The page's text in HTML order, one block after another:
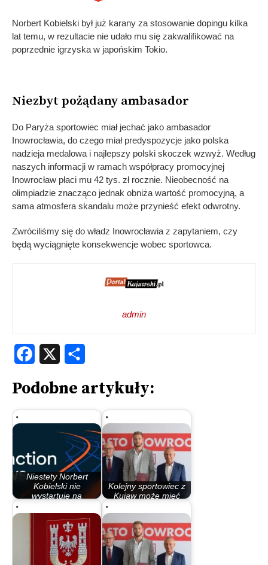
Norbert Kobielski był już karany za stosowanie dopingu kilka
lat temu, w rezultacie nie udało mu się zakwalifikować na
poprzednie igrzyska w japońskim Tokio.
Niezbyt pożądany ambasador
Do Paryża sportowiec miał jechać jako ambasador
Inowrocławia, do czego miał predyspozycje jako polska
nadzieja medalowa i najlepszy polski skoczek wzwyż. Według
naszych informacji w ramach współpracy promocyjnej
Inowrocław płaci mu 42 tys. zł rocznie. Nieobecność na
olimpiadzie znacząco jednak obniża wartość promocyjną, a
sama atmosfera skandalu może przynieść efekt odwrotny.
Zwróciliśmy się do władz Inowrocławia z zapytaniem, czy
będą wyciągnięte konsekwencje wobec sportowca.
admin
Facebook
Podobne artykuły:
Niestety Norbert
Kobielski nie
wystartuje na
Kolejny sportowiec z
Kujaw może mieć